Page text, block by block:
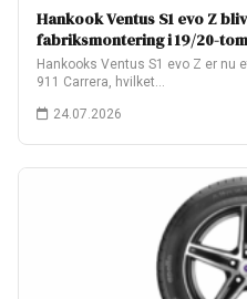
Hankook Ventus S1 evo Z
fabriksmontering i 19/20-
Hankooks Ventus S1 evo Z er
911 Carrera, hvilket…
24.07.2026